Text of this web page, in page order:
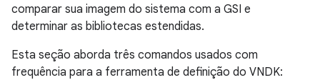
comparar sua imagem do sistema com a GSI e
determinar as bibliotecas estendidas.
Esta seção aborda três comandos usados com
frequência para a ferramenta de definição do VNDK: